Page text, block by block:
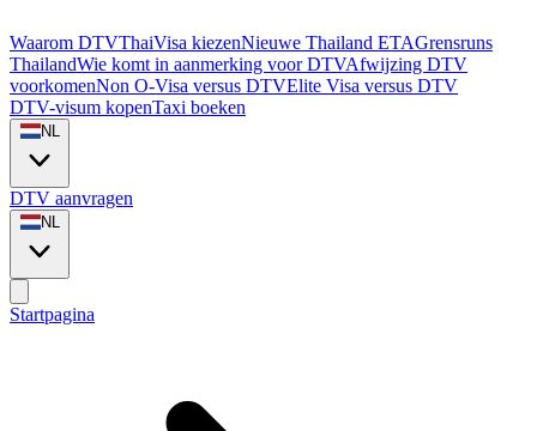
Waarom DTVThaiVisa kiezenNieuwe Thailand ETAGrensruns
ThailandWie komt in aanmerking voor DTVAfwijzing DTV
voorkomenNon O-Visa versus DTVElite Visa versus DTV
DTV-visum kopenTaxi boeken
NL
DTV aanvragen
NL
Startpagina